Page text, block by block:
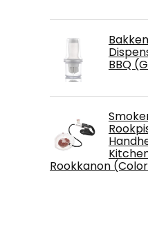
BBQ
Rookkanon